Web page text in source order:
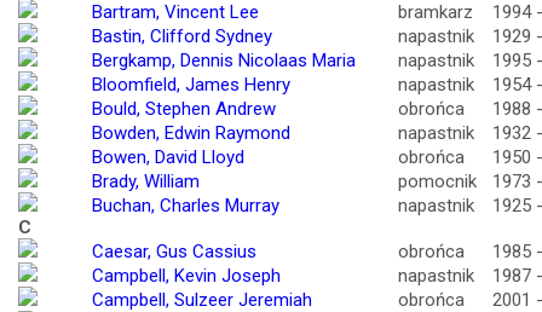
Bartram, Vincent Lee
bramkarz
1994
Bastin, Clifford Sydney
napastnik
1929
Bergkamp, Dennis Nicolaas Maria
napastnik
1995
Bloomfield, James Henry
napastnik
1954
Bould, Stephen Andrew
obrońca
1988
Bowden, Edwin Raymond
napastnik
1932
Bowen, David Lloyd
obrońca
1950
Brady, William
pomocnik
1973
Buchan, Charles Murray
napastnik
1925
C
Caesar, Gus Cassius
obrońca
1985
Campbell, Kevin Joseph
napastnik
1987
Campbell, Sulzeer Jeremiah
obrońca
2001